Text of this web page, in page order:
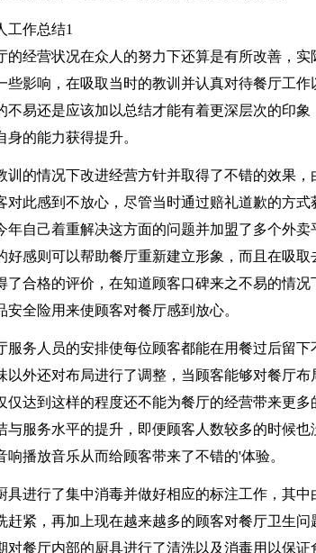
工作总结1
的经营状况在众人的努力下还算是有所改善，
些影响，在吸取当时的教训并认真对待餐厅工
不易还是应该加以总结才能有着更深层次的印
身的能力获得提升。
训的情况下改进经营方针并取得了不错的效果
对此感到不放心，尽管当时通过赔礼道歉的方
年自己着重解决这方面的问题并加盟了多个外
好感则可以帮助餐厅重新建立形象，而且在吸
了合格的评价，在知道顾客口碑来之不易的情
安全险用来使顾客对餐厅感到放心。
服务人员的安排使每位顾客都能在用餐过后留
以外还对布局进行了调整，当顾客能够对餐厅
仅达到这样的程度还不能为餐厅的经营带来更
与服务水平的提升，即便顾客人数较多的时候
响播放音乐从而给顾客带来了不错的'体验。
具进行了集中消毒并做好相应的标注工作，其
赶紧，再加上现在越来越多的顾客对餐厅卫生问
对餐厅内部的厨具进行了清洗以及消毒用以保